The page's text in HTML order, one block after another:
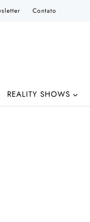
Contato
REALITY SHOWS